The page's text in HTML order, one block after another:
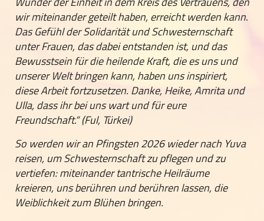
wir miteinander geteilt haben, erreicht werden kann.
Das Gefühl der Solidarität und Schwesternschaft
unter Frauen, das dabei entstanden ist, und das
Bewusstsein für die heilende Kraft, die es uns und
unserer Welt bringen kann, haben uns inspiriert,
diese Arbeit fortzusetzen. Danke, Heike, Amrita und
Ulla, dass ihr bei uns wart und für eure
Freundschaft.“ (Ful, Türkei)
So werden wir an Pfingsten 2026 wieder nach Yuva
reisen, um Schwesternschaft zu pflegen und zu
vertiefen: miteinander tantrische Heilräume
kreieren, uns berühren und berühren lassen, die
Weiblichkeit zum Blühen bringen.